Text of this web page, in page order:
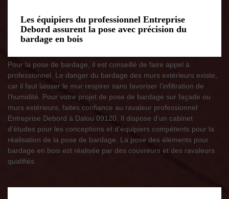
Les équipiers du professionnel Entreprise
Debord assurent la pose avec précision du
bardage en bois
Pour la pose de bardage, il est conseillé de faire appel à
professionnel. Le danger du bardage des murs extérieurs existe,
car il faut laisser le mur respirer sans favoriser l’infiltration de
l’humidité. Pour votre projet de pose de bardage sur façade ou
murs extérieurs, faites confiance au ravaleur professionnel
Entreprise Debord à Dalou 09120. Il dispose d’un cabinet
d’études pour les conceptions et d’équipiers compétents pour la
réalisation de la pose de bardage. La pose des éléments pour
bardage en bois est réalisée par des couvreurs et des ravaleurs
qualifiés.